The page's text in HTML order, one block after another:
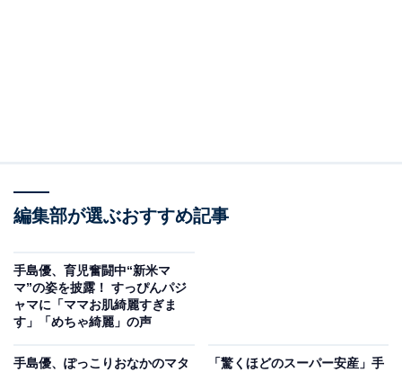
編集部が選ぶおすすめ記事
手島優、育児奮闘中“新米マ
マ”の姿を披露！ すっぴんパジ
ャマに「ママお肌綺麗すぎま
す」「めちゃ綺麗」の声
手島優、ぽっこりおなかのマタ
「驚くほどのスーパー安産」手